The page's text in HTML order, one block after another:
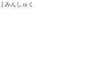
| みんしゅく